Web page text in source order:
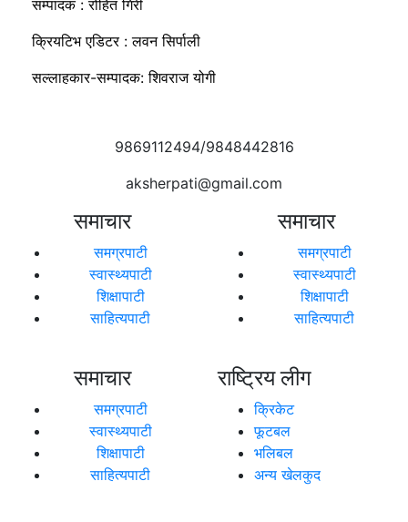
सम्पादक : रोहित गिरी
क्रियटिभ एडिटर : लवन सिर्पाली
सल्लाहकार-सम्पादक: शिवराज योगी
9869112494/9848442816
aksherpati@gmail.com
समाचार
समग्रपाटी
स्वास्थ्यपाटी
शिक्षापाटी
साहित्यपाटी
समाचार
समग्रपाटी
स्वास्थ्यपाटी
शिक्षापाटी
साहित्यपाटी
समाचार
समग्रपाटी
स्वास्थ्यपाटी
शिक्षापाटी
साहित्यपाटी
राष्ट्रिय लीग
क्रिकेट
फूटबल
भलिबल
अन्य खेलकुद